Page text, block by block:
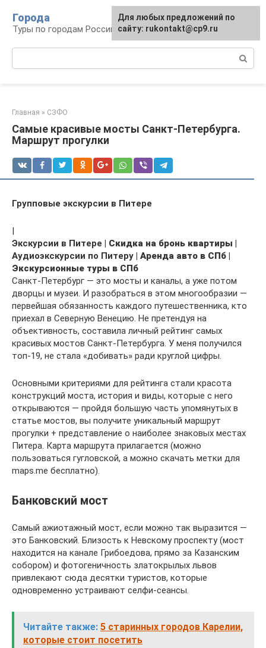
контенту
Города
Туры по городам Российской Федерации
Главная » СЗФО
Самые красивые мосты Санкт-Петербурга.
Маршрут прогулки
Групповые экскурсии в Питере
|
Экскурсии в Питере | Скидка на бронь квартиры |
Аудиоэкскурсии по Питеру | Аренда авто в СПб |
Экскурсионные туры в СПб
Санкт-Петербург — это мосты и каналы, а уже потом
дворцы и музеи. И разобраться в этом многообразии —
первейшая обязанность каждого путешественника, кто
приехал в Северную Венецию. Не претендуя на
объективность, составила личный рейтинг самых
красивых мостов Санкт-Петербурга. У меня получился
топ-19, не стала «добивать» ради круглой цифры.
Основными критериями для рейтинга стали красота
конструкций моста, история и виды, которые с него
открываются — пройдя большую часть упомянутых в
статье мостов, вы получите уникальный маршрут
прогулки + представление о наиболее знаковых местах
Питера. Карта маршрута прилагается (можно
пользоваться гугловской, а можно скачать метки для
maps.me бесплатно).
Банковский мост
Самый ажиотажный мост, если можно так выразится —
это Банковский. Близость к Невскому проспекту (мост
находится на канале Грибоедова, прямо за Казанским
собором) и фотогеничность златокрылых львов
привлекают сюда десятки туристов, которые
одновременно устраивают селфи-сеансы.
Читайте также: 5 старинных городов Карелии,
которые стоит посетить
Для любых предложений по
сайту: rukontakt@cp9.ru